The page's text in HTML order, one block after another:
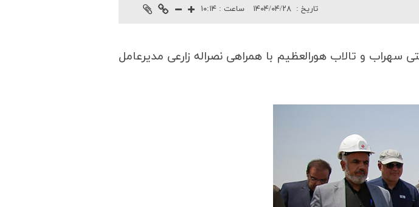
ساعت : ۱۰:۱۴ تاريخ : ۱۴۰۴/۰۴/۲۸
و تالاب هورالعظیم با همراهی نصراله زارعی مدیرعامل